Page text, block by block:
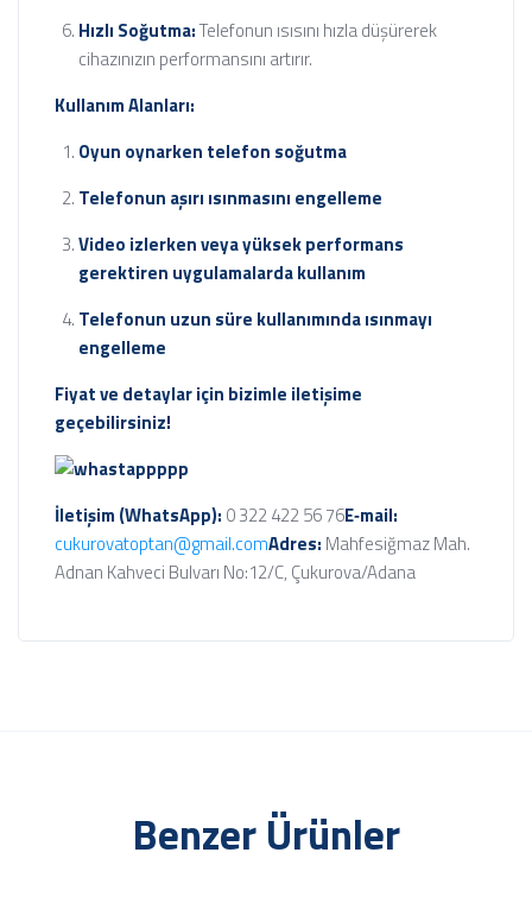
Hızlı Soğutma:Telefonun ısısını hızla düşürerek
cihazınızın performansını artırır.
Kullanım Alanları:
Oyun oynarken telefon soğutma
Telefonun aşırı ısınmasını engelleme
Video izlerken veya yüksek performans
gerektiren uygulamalarda kullanım
Telefonun uzun süre kullanımında ısınmayı
engelleme
Fiyat ve detaylar için bizimle iletişime
geçebilirsiniz!
İletişim (WhatsApp): 0 322 422 56 76E‑mail:
cukurovatoptan@gmail.comAdres: Mahfesiğmaz Mah.
Adnan Kahveci Bulvarı No:12/C, Çukurova/Adana
Benzer Ürünler